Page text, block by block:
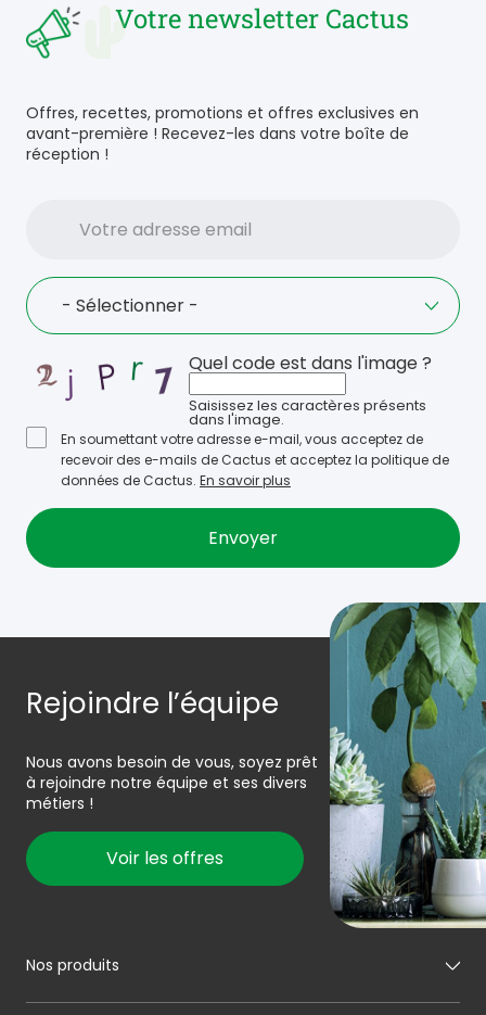
Votre newsletter Cactus
Offres, recettes, promotions et offres exclusives en
avant-première ! Recevez-les dans votre boîte de
réception !
adresse
Language
- Sélectionner -
Quel code est dans l'image ?
Saisissez les caractères présents
dans l'image.
En soumettant votre adresse e-mail, vous acceptez de
recevoir des e-mails de Cactus et acceptez la politique de
données de Cactus. En savoir plus
Rejoindre l’équipe
Nous avons besoin de vous, soyez prêt
à rejoindre notre équipe et ses divers
métiers !
Voir les offres
Nos produits